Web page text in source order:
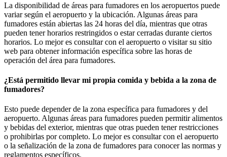
La disponibilidad de áreas para fumadores en los aeropuertos puede
variar según el aeropuerto y la ubicación. Algunas áreas para
fumadores están abiertas las 24 horas del día, mientras que otras
pueden tener horarios restringidos o estar cerradas durante ciertos
horarios. Lo mejor es consultar con el aeropuerto o visitar su sitio
web para obtener información específica sobre las horas de
operación del área para fumadores.
¿Está permitido llevar mi propia comida y bebida a la zona de
fumadores?
Esto puede depender de la zona específica para fumadores y del
aeropuerto. Algunas áreas para fumadores pueden permitir alimentos
y bebidas del exterior, mientras que otras pueden tener restricciones
o prohibirlas por completo. Lo mejor es consultar con el aeropuerto
o la señalización de la zona de fumadores para conocer las normas y
reglamentos específicos.